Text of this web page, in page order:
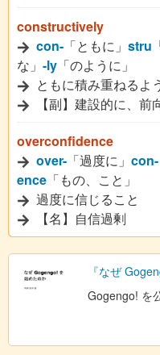
constructively
con- 「ともに」 stru
な」 -ly 「のように」
ともに積み重ねるよ
【副】建設的に、前
overconfidence
over- 「過度に」 con-
ence 「もの、こと」
過度に信じること
【名】自信過剰
『なぜ
Gogengo! を